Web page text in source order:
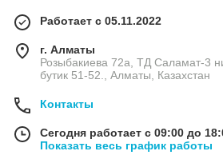
Работает с 05.11.2022
г. Алматы
Розыбакиева 72а, ТД Саламат-3
бутик 51-52., Алматы, Казахстан
Контакты
Сегодня работает с 09:00 до
Показать весь график работы